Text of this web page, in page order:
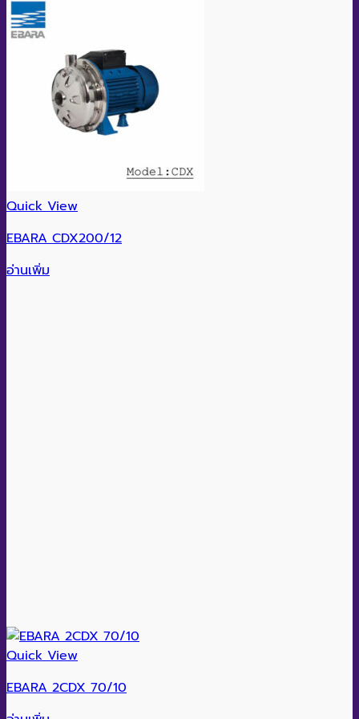
Quick View
EBARA CDX200/12
อ่านเพิ่ม
Quick View
EBARA 2CDX 70/10